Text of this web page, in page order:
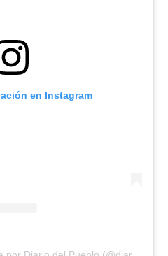
en Instagram